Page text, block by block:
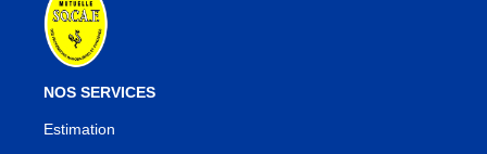
NOS SERVICES
Estimation